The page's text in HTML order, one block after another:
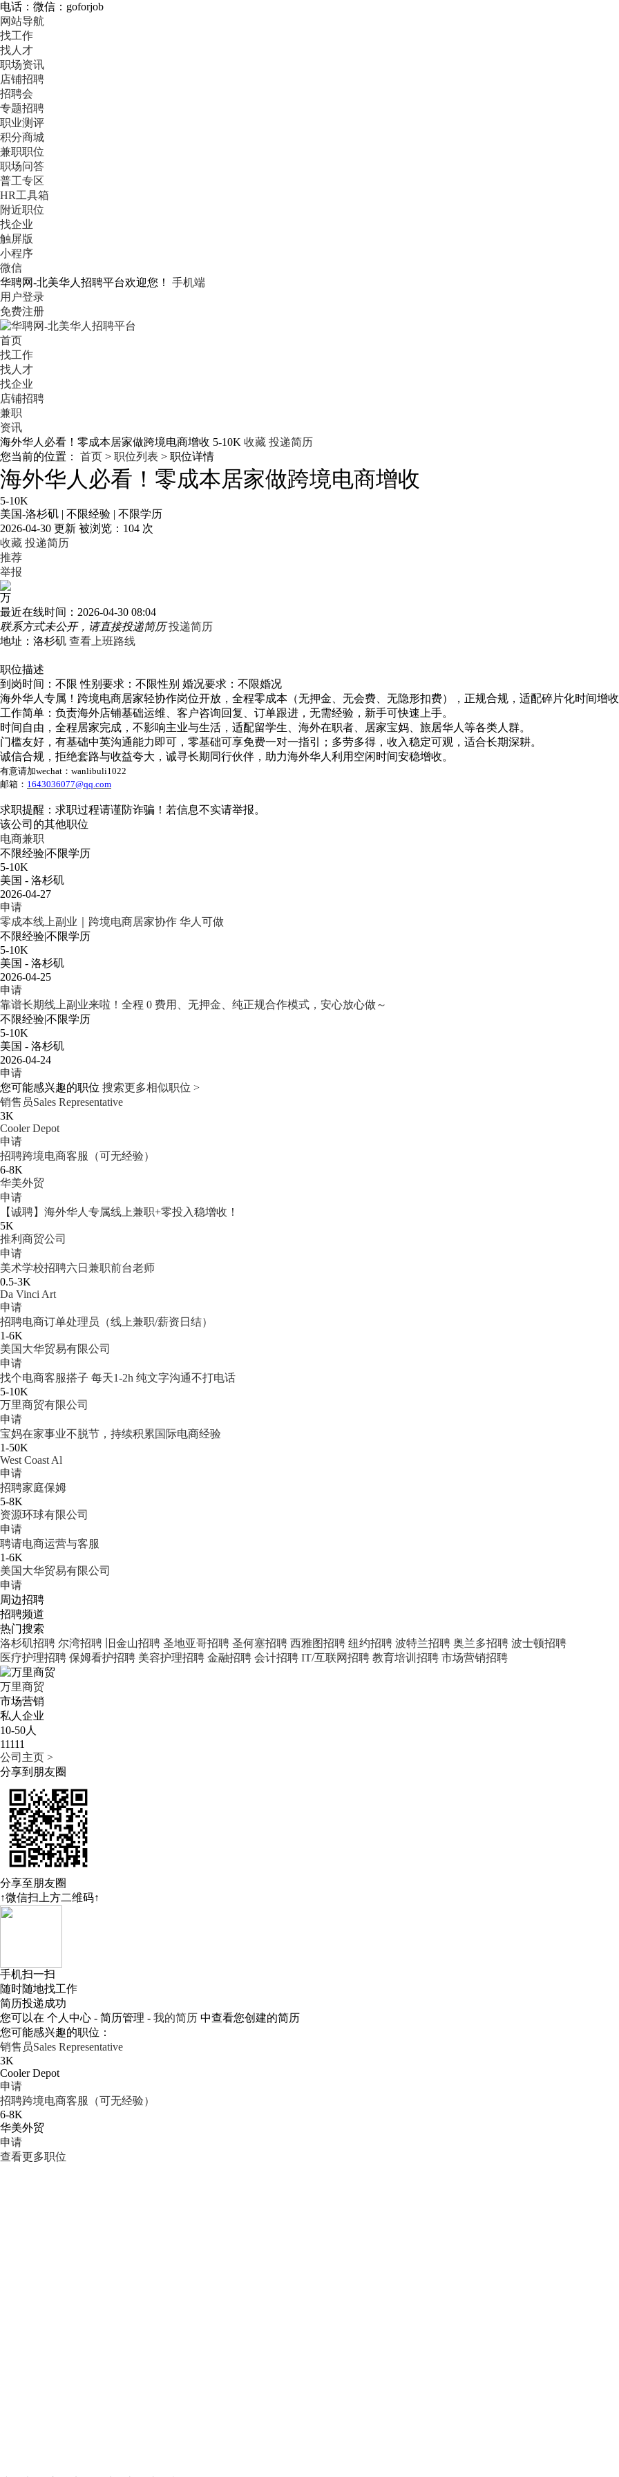
电话：微信：goforjob
网站导航
找工作
找人才
职场资讯
店铺招聘
招聘会
专题招聘
职业测评
积分商城
兼职职位
职场问答
普工专区
HR工具箱
附近职位
找企业
触屏版
小程序
微信
华聘网-北美华人招聘平台欢迎您！
手机端
用户登录
免费注册
首页
找工作
找人才
找企业
店铺招聘
兼职
资讯
海外华人必看！零成本居家做跨境电商增收 5-10K 收藏 投递简历
您当前的位置： 首页 > 职位列表 > 职位详情
海外华人必看！零成本居家做跨境电商增收
5-10K
美国-洛杉矶 | 不限经验 | 不限学历
2026-04-30 更新 被浏览： 104 次
收藏 投递简历
推荐
举报
万
最近在线时间：2026-04-30 08:04
联系方式未公开，请直接投递简历 投递简历
地址：洛杉矶 查看上班路线
职位描述
到岗时间：不限 性别要求：不限性别 婚况要求：不限婚况
海外华人专属！跨境电商居家轻协作岗位开放，全程零成本（无押金、无会费、无隐形扣费），正规合规，适配碎片化时间增
工作简单：负责海外店铺基础运维、客户咨询回复、订单跟进，无需经验，新手可快速上手。
时间自由，全程居家完成，不影响主业与生活，适配留学生、海外在职者、居家宝妈、旅居华人等各类人群。
门槛友好，有基础中英沟通能力即可，零基础可享免费一对一指引；多劳多得，收入稳定可观，适合长期深耕。
诚信合规，拒绝套路与收益夸大，诚寻长期同行伙伴，助力海外华人利用空闲时间安稳增收。
有意请加wechat ： wanlibuli1022
邮箱： 1643036077@qq.com
求职提醒：求职过程请谨防诈骗！若信息不实请举报。
该公司的其他职位
电商兼职
不限经验|不限学历
5-10K
美国 - 洛杉矶
2026-04-27
申请
零成本线上副业｜跨境电商居家协作 华人可做
不限经验|不限学历
5-10K
美国 - 洛杉矶
2026-04-25
申请
靠谱长期线上副业来啦！全程 0 费用、无押金、纯正规合作模式，安心放心做～
不限经验|不限学历
5-10K
美国 - 洛杉矶
2026-04-24
申请
您可能感兴趣的职位 搜索更多相似职位 >
销售员Sales Representative
3K
Cooler Depot
申请
招聘跨境电商客服（可无经验）
6-8K
华美外贸
申请
【诚聘】海外华人专属线上兼职+零投入稳增收！
5K
推利商贸公司
申请
美术学校招聘六日兼职前台老师
0.5-3K
Da Vinci Art
申请
招聘电商订单处理员（线上兼职/薪资日结）
1-6K
美国大华贸易有限公司
申请
找个电商客服搭子 每天1-2h 纯文字沟通不打电话
5-10K
万里商贸有限公司
申请
宝妈在家事业不脱节，持续积累国际电商经验
1-50K
West Coast Al
申请
招聘家庭保姆
5-8K
资源环球有限公司
申请
聘请电商运营与客服
1-6K
美国大华贸易有限公司
申请
周边招聘
招聘频道
热门搜索
洛杉矶招聘 尔湾招聘 旧金山招聘 圣地亚哥招聘 圣何塞招聘 西雅图招聘 纽约招聘 波特兰招聘 奥兰多招聘 波士顿招聘
医疗护理招聘 保姆看护招聘 美容护理招聘 金融招聘 会计招聘 IT/互联网招聘 教育培训招聘 市场营销招聘
万里商贸
市场营销
私人企业
10-50人
11111
公司主页 >
分享到朋友圈
分享至朋友圈
↑微信扫上方二维码↑
手机扫一扫
随时随地找工作
简历投递成功
您可以在 个人中心 - 简历管理 - 我的简历 中查看您创建的简历
您可能感兴趣的职位：
销售员Sales Representative
3K
Cooler Depot
申请
招聘跨境电商客服（可无经验）
6-8K
华美外贸
申请
查看更多职位